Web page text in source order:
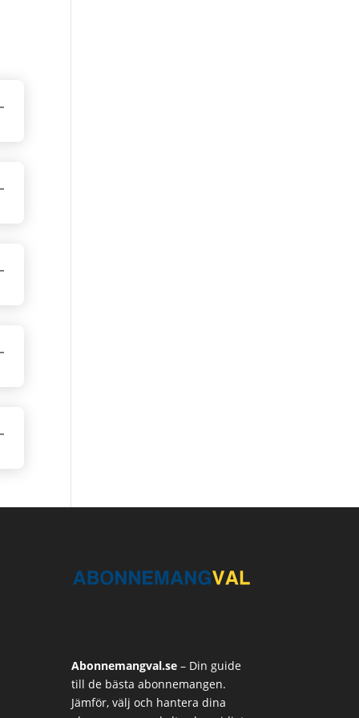
Abonnemangval.se – Din guide
till de bästa abonnemangen.
Jämför, välj och hantera dina